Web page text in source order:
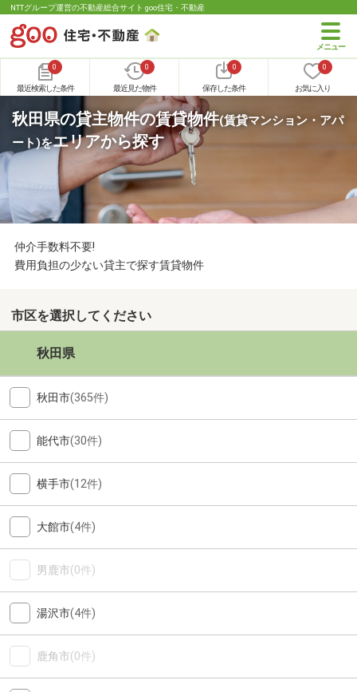
NTTグループ運営の不動産総合サイト goo住宅・不動産
0
最近検索した条件
0
最近見た物件
0
保存した条件
0
お気に入り
秋田県の貸主物件の賃貸物件(賃貸マンション・アパ
ート)をエリアから探す
仲介手数料不要!
費用負担の少ない貸主で探す賃貸物件
市区を選択してください
秋田県
秋田市(365件)
能代市(30件)
横手市(12件)
大館市(4件)
男鹿市(0件)
湯沢市(4件)
鹿角市(0件)